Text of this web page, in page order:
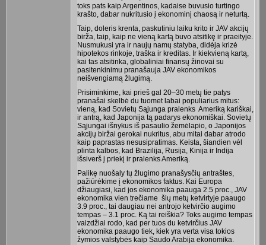
toks pats kaip Argentinos, kadaise buvusio turtingo
krašto, dabar nukritusio į ekonominį chaosą ir neturtą.
Taip, doleris krenta, paskutiniu laiku krito ir JAV akcijų
birža, taip, kaip ne vieną kartą buvo atsitikę ir praeityje.
Nusmukusi yra ir naujų namų statyba, didėja krizė
hipotekos rinkoje, traška ir kreditas. Ir kiekvieną kartą,
kai tas atsitinka, globaliniai finansų žinovai su
pasitenkinimu pranašauja JAV ekonomikos
neišvengiamą žlugimą.
Prisiminkime, kai prieš gal 20–30 metų tie patys
pranašai skelbė du tuomet labai populiarius mitus:
vieną, kad Sovietų Sąjunga pralenks Ameriką kariškai,
ir antrą, kad Japonija tą padarys ekonomiškai. Sovietų
Sąjungai išnykus iš pasaulio žemėlapio, o Japonijos
akcijų biržai gerokai nukritus, abu mitai dabar atrodo
kaip paprastas nesusipratimas. Keista, šiandien vėl
plinta kalbos, kad Brazilija, Rusija, Kinija ir Indija
išsiverš į priekį ir pralenks Ameriką.
Palikę nuošaly tų žlugimo pranašysčių antraštes,
pažiūrėkime į ekonomikos faktus. Kai Europa
džiaugiasi, kad jos ekonomika paauga 2.5 proc., JAV
ekonomika vien trečiame šių metų ketvirtyje paaugo
3.9 proc., tai daugiau nei antrojo ketvirčio augimo
tempas – 3.1 proc. Ką tai reiškia? Toks augimo tempas
vaizdžiai rodo, kad per tuos du ketvirčius JAV
ekonomika paaugo tiek, kiek yra verta visa tokios
žymios valstybės kaip Saudo Arabija ekonomika.